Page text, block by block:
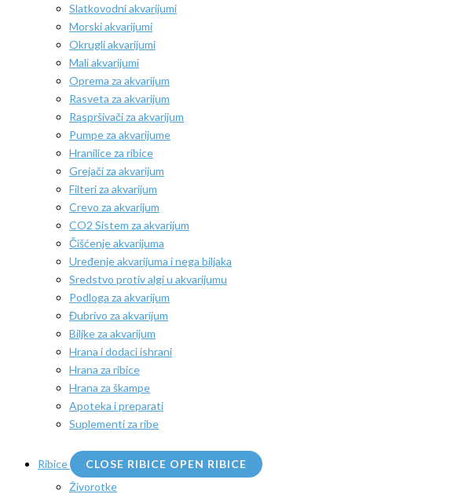
Slatkovodni akvarijumi
Morski akvarijumi
Okrugli akvarijumi
Mali akvarijumi
Oprema za akvarijum
Rasveta za akvarijum
Raspršivači za akvarijum
Pumpe za akvarijume
Hranilice za ribice
Grejači za akvarijum
Filteri za akvarijum
Crevo za akvarijum
CO2 Sistem za akvarijum
Čišćenje akvarijuma
Uređenje akvarijuma i nega biljaka
Sredstvo protiv algi u akvarijumu
Podloga za akvarijum
Đubrivo za akvarijum
Biljke za akvarijum
Hrana i dodaci ishrani
Hrana za ribice
Hrana za škampe
Apoteka i preparati
Suplementi za ribe
Ribice CLOSE RIBICE OPEN RIBICE
Živorotke